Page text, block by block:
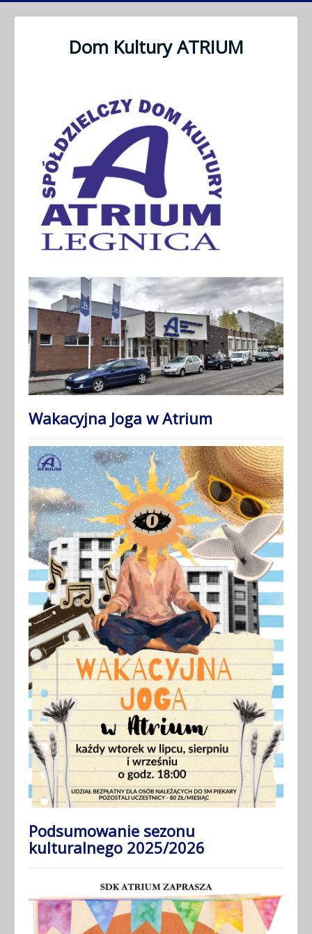
Dom Kultury ATRIUM
Wakacyjna Joga w Atrium
Podsumowanie sezonu
kulturalnego 2025/2026